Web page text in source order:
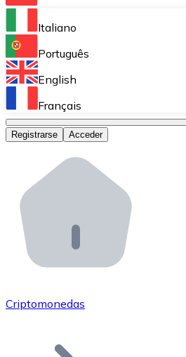
Bitnovo Ramp
Integra nuestra solución en tu
Bitnovo Giftcards
Bitnovo OTC
Bitnovo ATM
Integra un ATM Bitnovo en
Bitnovo API
Integra nuestra API en tu
Únete a nuestra red de
Añade tu proyecto a nuestro
Italiano
Português
English
Français
Registrarse Acceder
Criptomonedas